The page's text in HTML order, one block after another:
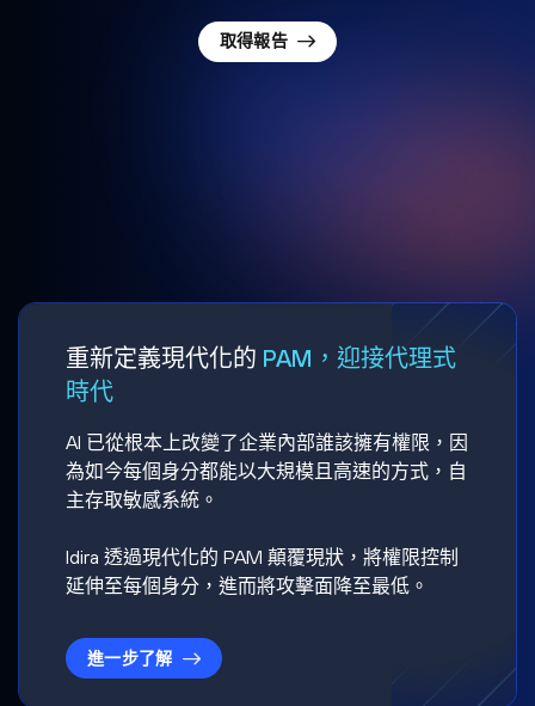
取得報告
重新定義現代化的 PAM，迎接代理式
時代
AI 已從根本上改變了企業內部誰該擁有權限，因
為如今每個身分都能以大規模且高速的方式，自
主存取敏感系統。
Idira 透過現代化的 PAM 顛覆現狀，將權限控制
延伸至每個身分，進而將攻擊面降至最低。
進一步了解